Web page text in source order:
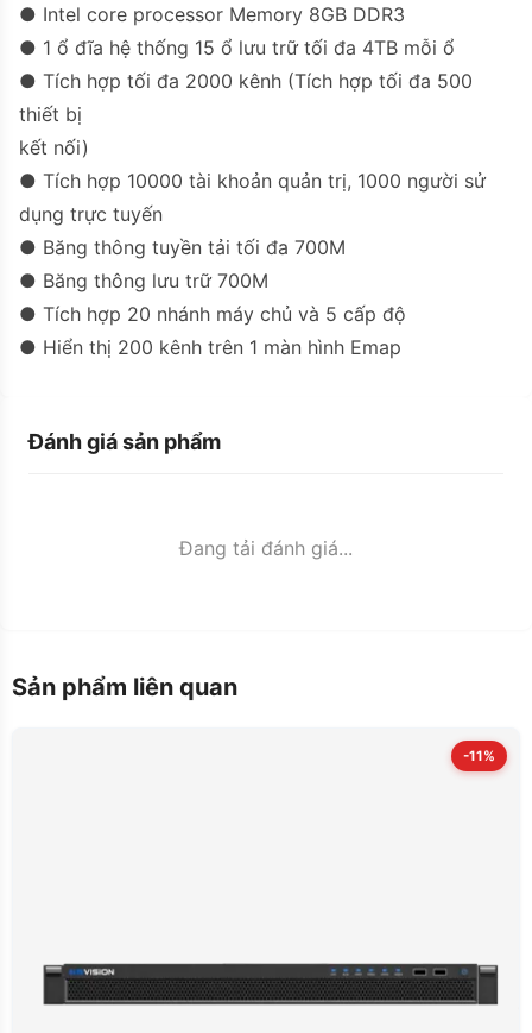
● Intel core processor Memory 8GB DDR3
● 1 ổ đĩa hệ thống 15 ổ lưu trữ tối đa 4TB mỗi ổ
● Tích hợp tối đa 2000 kênh (Tích hợp tối đa 500
thiết bị
kết nối)
● Tích hợp 10000 tài khoản quản trị, 1000 người sử
dụng trực tuyến
● Băng thông tuyền tải tối đa 700M
● Băng thông lưu trữ 700M
● Tích hợp 20 nhánh máy chủ và 5 cấp độ
● Hiển thị 200 kênh trên 1 màn hình Emap
Đánh giá sản phẩm
Đang tải đánh giá...
Sản phẩm liên quan
-11%